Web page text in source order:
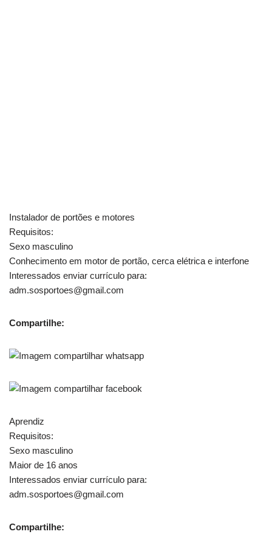
Instalador de portões e motores
Requisitos:
Sexo masculino
Conhecimento em motor de portão, cerca elétrica e interfone
Interessados enviar currículo para:
adm.sosportoes@gmail.com
Compartilhe:
Aprendiz
Requisitos:
Sexo masculino
Maior de 16 anos
Interessados enviar currículo para:
adm.sosportoes@gmail.com
Compartilhe: